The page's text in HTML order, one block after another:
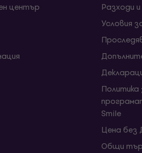
център
Разходи
Условия
Smile
Цена
Общи